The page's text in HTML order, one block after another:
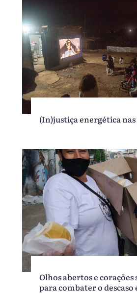
(In)justiça energética
Olhos abertos e
para combater o descaso